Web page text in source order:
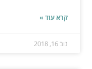
קרא עוד »
נוב 16, 2018